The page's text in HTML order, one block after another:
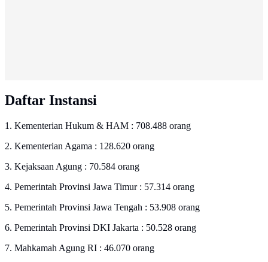
Daftar Instansi
1. Kementerian Hukum & HAM : 708.488 orang
2. Kementerian Agama : 128.620 orang
3. Kejaksaan Agung : 70.584 orang
4. Pemerintah Provinsi Jawa Timur : 57.314 orang
5. Pemerintah Provinsi Jawa Tengah : 53.908 orang
6. Pemerintah Provinsi DKI Jakarta : 50.528 orang
7. Mahkamah Agung RI : 46.070 orang